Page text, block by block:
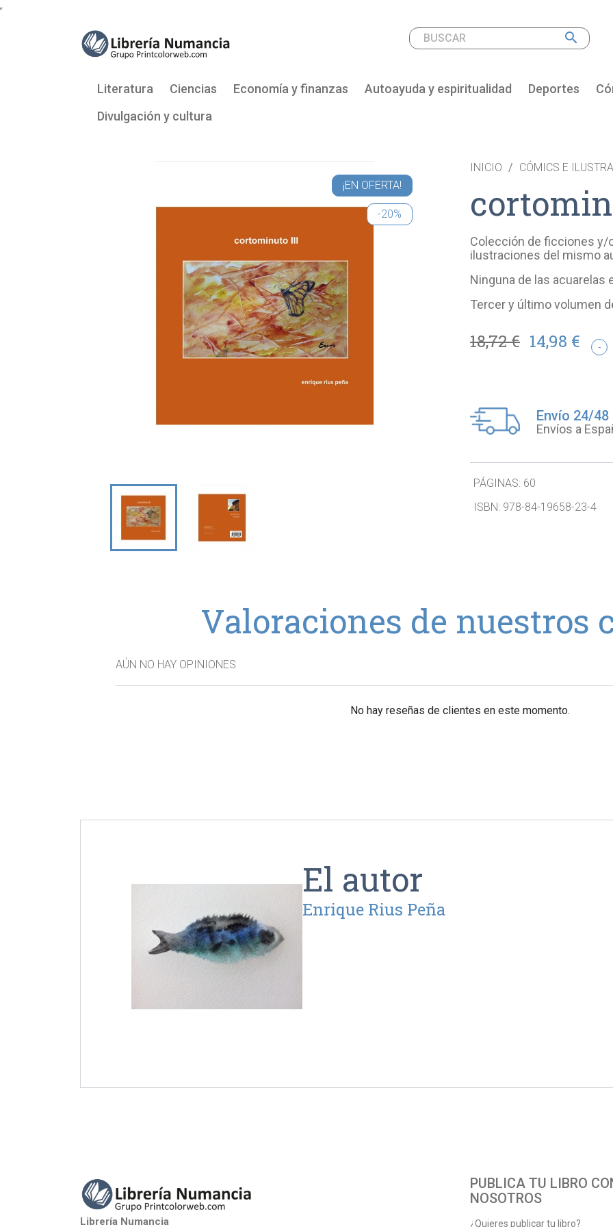
search
Literatura Ciencias Economía y finanzas Autoayuda y espiritualidad Deportes
Divulgación y cultura
¡EN OFERTA!
-20%
INICIO CÓMICS E
Colección de ficciones y/
ilustraciones del mismo
Ninguna de las acuarelas
Tercer y último volumen
18,72 € 14,98 € -
Envío 24/48
Envíos a
PÁGINAS: 60
ISBN: 978-84-19658-23-4
Valoraciones de nuestros
AÚN NO HAY OPINIONES
No hay reseñas de clientes en este momento.
El autor
Enrique Rius Peña
Librería Numancia
PUBLICA TU LIBRO
NOSOTROS
¿Quieres publicar tu libro?